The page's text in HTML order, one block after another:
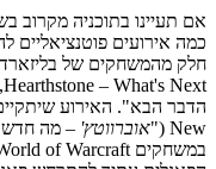
אם תעיינו בתוכניה
כמה אירועים פוטנציאליים
Hearthstone – What's Next, או בתרגום חופשי
New ("
אוברווטץ' – מה